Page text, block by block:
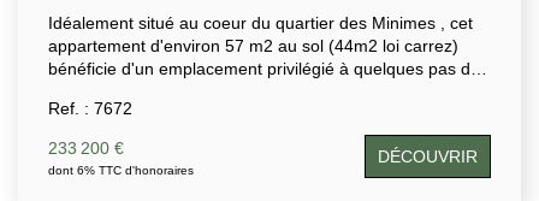
Idéalement situé au coeur du quartier des Minimes , cet
appartement d'environ 57 m2 au sol (44m2 loi carrez)
bénéficie d'un emplacement privilégié à quelques pas de
étage d'une résidence sécurisée avec ascenseur, il se
compose d'une pièce de vie (avec coin cuisine ) donnant
sur un balcon, d'un wc, d'une salle d'eau, d'une chambre.
Ref. : 7672
233 200 €
dont 6% TTC d'honoraires
DÉCOUVRIR